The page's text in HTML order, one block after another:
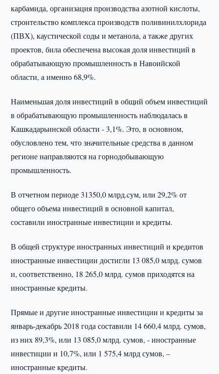
карбамида, организация производства азотной кислоты,
строительство комплекса производств поливинилхлорида
(ПВХ), каустической соды и метанола, а также других
проектов, била обеспечена высокая доля инвестиций в
обрабатывающую промышленность в Навоийской
области, а именно 68,9%.
Наименьшая доля инвестиций в общий объем инвестиций
в обрабатывающую промышленность наблюдалась в
Кашкадарьинской области - 3,1%. Это, в основном,
обусловлено тем, что значительные средства в данном
регионе направляются на горнодобывающую
промышленность.
В отчетном периоде 31350,0 млрд.cум, или 29,2% от
общего объема инвестиций в основной капитал,
составили иностранные инвестиции и кредиты.
В общей структуре иностранных инвестиций и кредитов
иностранные инвестиции достигли 13 085,0 млрд. сумов
и, соответственно, 18 265,0 млрд. сумов приходятся на
иностранные кредиты.
Прямые и другие иностранные инвестиции и кредиты за
январь-декабрь 2018 года составили 14 660,4 млрд. сумов,
из них 89,3%, или 13 085,0 млрд. сумов, - иностранные
инвестиции и 10,7%, или 1 575,4 млрд сумов, –
иностранные кредиты.